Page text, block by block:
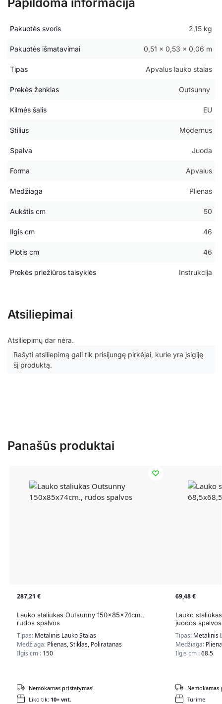
Pakuotės svoris 2,15 kg
Pakuotės išmatavimai 0,51 × 0,53 × 0,06 m
Tipas Apvalus lauko stalas
Prekės ženklas Outsunny
Kilmės šalis EU
Stilius Modernus
Spalva Juoda
Forma Apvalus
Medžiaga Plienas
Aukštis cm 50
Ilgis cm 46
Plotis cm 46
Prekės priežiūros taisyklės Instrukcija
Atsiliepimai
Atsiliepimų dar nėra.
Rašyti atsiliepimą gali tik prisijungę pirkėjai, kurie yra įsigiję
šį produktą.
Panašūs produktai
287,21 €
Lauko staliukas Outsunny 150x85x74cm.,
rudos spalvos
Tipas: Metalinis Lauko Stalas
Medžiaga: Plienas, Stiklas, Poliratanas
Ilgis cm : 150
Liko tik: 10+ vnt.
Nemokamas pristatymas!
69,48€
Lauko
juodos spalvos
Tipas: Metalinis
Medžiaga:
Ilgis cm :68.5
Turime
Nemokamas